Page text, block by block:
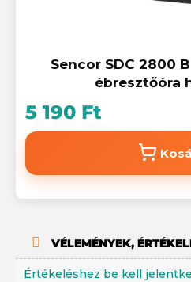
Sencor SDC 2800
ébresztőóra
5 190 Ft
VÉLEMÉNYEK,
Értékeléshez be kell